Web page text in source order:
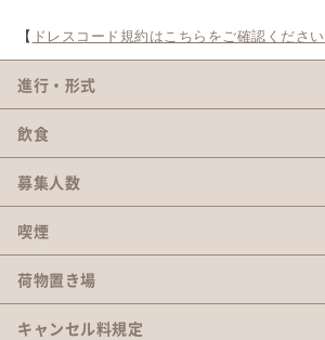
【 ドレスコード規約はこちらをご確認ください
進行・形式
飲食
募集人数
喫煙
荷物置き場
キャンセル料規定